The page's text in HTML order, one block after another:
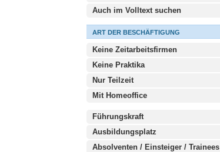
Auch im Volltext suchen
ART DER BESCHÄFTIGUNG
Keine Zeitarbeitsfirmen
Keine Praktika
Nur Teilzeit
Mit Homeoffice
Führungskraft
Ausbildungsplatz
Absolventen / Einsteiger / Trainees